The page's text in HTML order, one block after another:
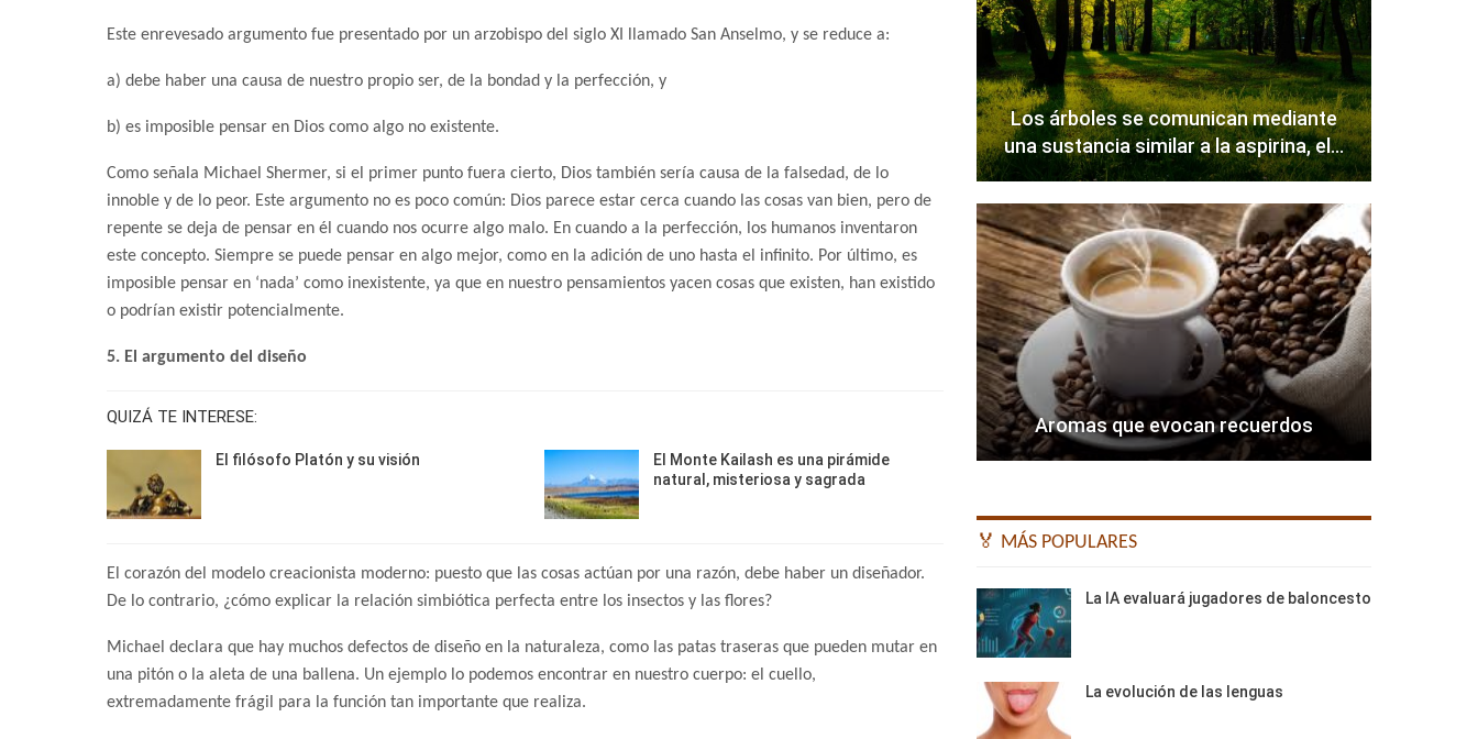
Este enrevesado argumento fue presentado por un arzobispo del siglo XI llamado San Anselmo, y se reduce a:
a) debe haber una causa de nuestro propio ser, de la bondad y la perfección, y
b) es imposible pensar en Dios como algo no existente.
Como señala Michael Shermer, si el primer punto fuera cierto, Dios también sería causa de la falsedad, de lo
innoble y de lo peor. Este argumento no es poco común: Dios parece estar cerca cuando las cosas van bien, pero de
repente se deja de pensar en él cuando nos ocurre algo malo. En cuando a la perfección, los humanos inventaron
este concepto. Siempre se puede pensar en algo mejor, como en la adición de uno hasta el infinito. Por último, es
imposible pensar en ‘nada’ como inexistente, ya que en nuestro pensamientos yacen cosas que existen, han existido
o podrían existir potencialmente.
5. El argumento del diseño
QUIZÁ TE INTERESE:
El filósofo Platón y su visión
El Monte Kailash es una pirámide
natural, misteriosa y sagrada
El corazón del modelo creacionista moderno: puesto que las cosas actúan por una razón, debe haber un diseñador.
De lo contrario, ¿cómo explicar la relación simbiótica perfecta entre los insectos y las flores?
Michael declara que hay muchos defectos de diseño en la naturaleza, como las patas traseras que pueden mutar en
una pitón o la aleta de una ballena. Un ejemplo lo podemos encontrar en nuestro cuerpo: el cuello,
extremadamente frágil para la función tan importante que realiza.
Los árboles se comunican mediante
una sustancia similar a la aspirina, el…
Aromas que evocan recuerdos
🏅 MÁS POPULARES
La IA evaluará jugadores de baloncesto
La evolución de las lenguas